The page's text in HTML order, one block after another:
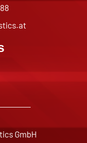
GmbH